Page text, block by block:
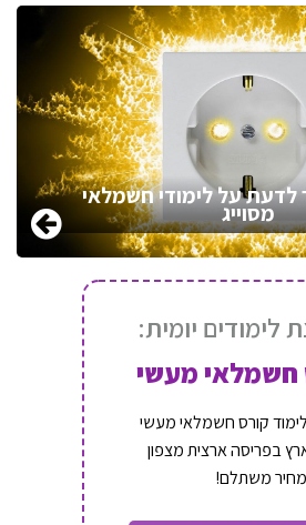
לדעת על לימודי חשמלאי
מסוייג
לימודים יומית:
חשמלאי מעשי
לימוד קורס חשמלאי מעשי
בפריסה ארצית מצפון
משתלם!